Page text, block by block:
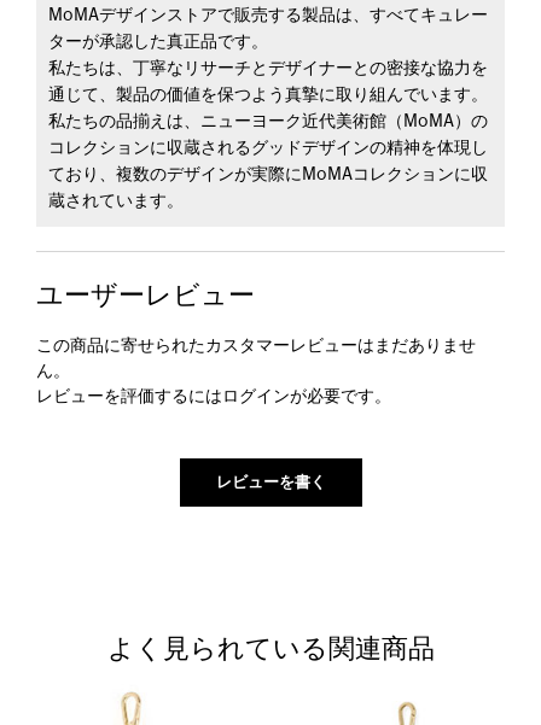
MoMAデザインストアで販売する製品は、すべてキュレー
ターが承認した真正品です。
私たちは、丁寧なリサーチとデザイナーとの密接な協力を
通じて、製品の価値を保つよう真摯に取り組んでいます。
私たちの品揃えは、ニューヨーク近代美術館（MoMA）の
コレクションに収蔵されるグッドデザインの精神を体現し
ており、複数のデザインが実際にMoMAコレクションに収
蔵されています。
ユーザーレビュー
この商品に寄せられたカスタマーレビューはまだありませ
ん。
レビューを評価するには ログインが必要です。
よく見られている関連商品